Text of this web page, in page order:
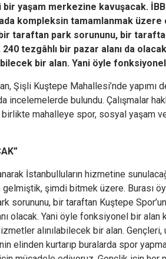
bir yaşam merkezine kavuşacak.
kompleksin tamamlanmak
taraftan park sorununu, bir
tezgâhlı bir pazar alanı da
bir alan. Yani öyle
Şişli Kuştepe Mahallesi’nde yapımı
incelemelerde bulundu. Çalışmalar
mahalleye spor, sosyal yaşam ve
İstanbulluların hizmetine
gelmiştik, şimdi bitmek üzere. Burası
sorununu, bir taraftan Kuştepe
olacak. Yani öyle fonksiyonel bir alan
alınılabilecek bir alan. Gençleri,
elinden kurtarıp buralarda spor